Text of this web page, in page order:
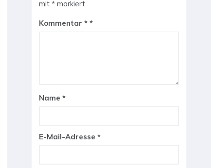
mit * markiert
Kommentar *
Name *
E-Mail-Adresse *